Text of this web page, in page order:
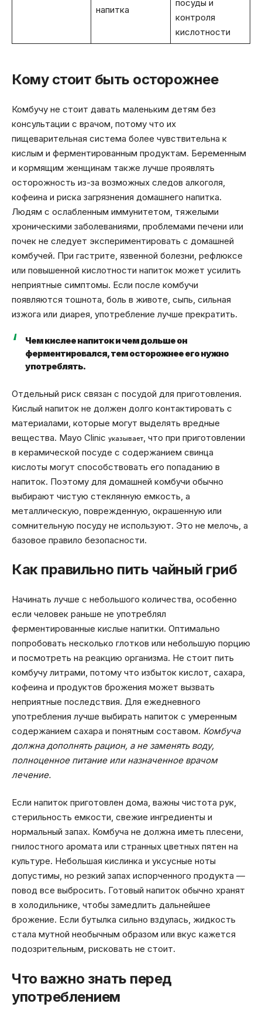
напитка
посуды и
контроля
кислотности
Кому стоит быть осторожнее
Комбучу не стоит давать маленьким детям без
консультации с врачом, потому что их
пищеварительная система более чувствительна к
кислым и ферментированным продуктам. Беременным
и кормящим женщинам также лучше проявлять
осторожность из-за возможных следов алкоголя,
кофеина и риска загрязнения домашнего напитка.
Людям с ослабленным иммунитетом, тяжелыми
хроническими заболеваниями, проблемами печени или
почек не следует экспериментировать с домашней
комбучей. При гастрите, язвенной болезни, рефлюксе
или повышенной кислотности напиток может усилить
неприятные симптомы. Если после комбучи
появляются тошнота, боль в животе, сыпь, сильная
изжога или диарея, употребление лучше прекратить.
Чем кислее напиток и чем дольше он
ферментировался, тем осторожнее его нужно
употреблять.
Отдельный риск связан с посудой для приготовления.
Кислый напиток не должен долго контактировать с
материалами, которые могут выделять вредные
вещества. Mayo Clinic указывает, что при приготовлении
в керамической посуде с содержанием свинца
кислоты могут способствовать его попаданию в
напиток. Поэтому для домашней комбучи обычно
выбирают чистую стеклянную емкость, а
металлическую, поврежденную, окрашенную или
сомнительную посуду не используют. Это не мелочь, а
базовое правило безопасности.
Как правильно пить чайный гриб
Начинать лучше с небольшого количества, особенно
если человек раньше не употреблял
ферментированные кислые напитки. Оптимально
попробовать несколько глотков или небольшую порцию
и посмотреть на реакцию организма. Не стоит пить
комбучу литрами, потому что избыток кислот, сахара,
кофеина и продуктов брожения может вызвать
неприятные последствия. Для ежедневного
употребления лучше выбирать напиток с умеренным
содержанием сахара и понятным составом. Комбуча
должна дополнять рацион, а не заменять воду,
полноценное питание или назначенное врачом
лечение.
Если напиток приготовлен дома, важны чистота рук,
стерильность емкости, свежие ингредиенты и
нормальный запах. Комбуча не должна иметь плесени,
гнилостного аромата или странных цветных пятен на
культуре. Небольшая кислинка и уксусные ноты
допустимы, но резкий запах испорченного продукта —
повод все выбросить. Готовый напиток обычно хранят
в холодильнике, чтобы замедлить дальнейшее
брожение. Если бутылка сильно вздулась, жидкость
стала мутной необычным образом или вкус кажется
подозрительным, рисковать не стоит.
Что важно знать перед
употреблением